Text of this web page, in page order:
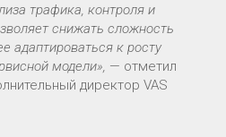
трафика, контроля и
снижать сложность
адаптироваться к росту
модели», — отметил
директор VAS